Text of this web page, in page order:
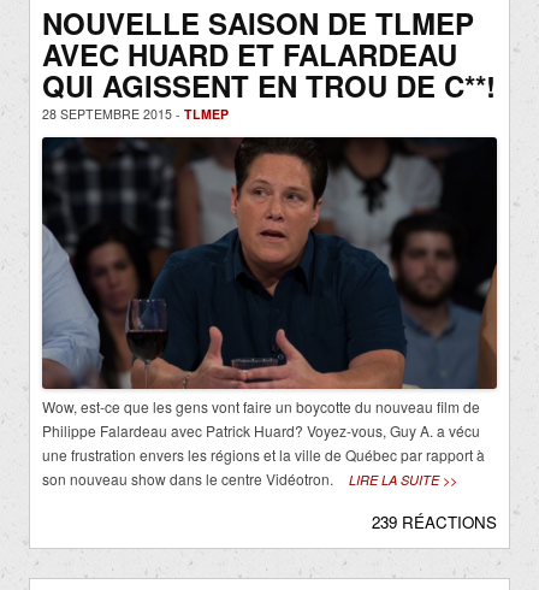
NOUVELLE SAISON DE TLMEP
AVEC HUARD ET FALARDEAU
QUI AGISSENT EN TROU DE C**!
28 SEPTEMBRE 2015 - TLMEP
Wow, est-ce que les gens vont faire un boycotte du nouveau film de
Philippe Falardeau avec Patrick Huard? Voyez-vous, Guy A. a vécu
une frustration envers les régions et la ville de Québec par rapport à
son nouveau show dans le centre Vidéotron.
LIRE LA SUITE >>
239 RÉACTIONS